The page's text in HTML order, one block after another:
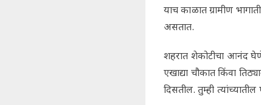
याच काळात ग्रामीण
असतात.
शहरात शेकोटीचा आनंद
एखाद्या चौकात किंवा
दिसतील. तुम्ही